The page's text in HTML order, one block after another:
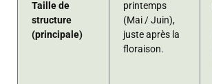
Taille de
structure
(principale)
printemps
(Mai / Juin),
juste après la
floraison.